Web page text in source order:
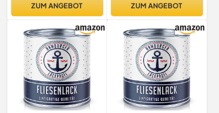
ZUM ANGEBOT ZUM ANGEBOT